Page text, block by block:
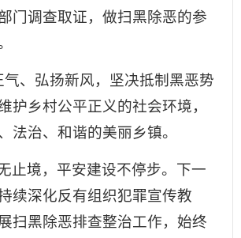
门调查取证，做扫黑除恶的参
气、弘扬新风，坚决抵制黑恶势
护乡村公平正义的社会环境，
法治、和谐的美丽乡镇。
止境，平安建设不停步。下一
续深化反有组织犯罪宣传教
扫黑除恶排查整治工作，始终